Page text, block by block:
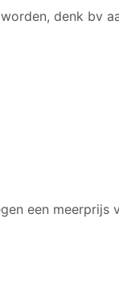
denk bv
een meerprijs